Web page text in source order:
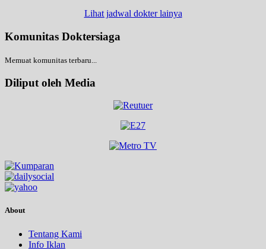
Lihat jadwal dokter lainya
Komunitas Doktersiaga
Memuat komunitas terbaru...
Diliput oleh Media
About
Tentang Kami
Info Iklan